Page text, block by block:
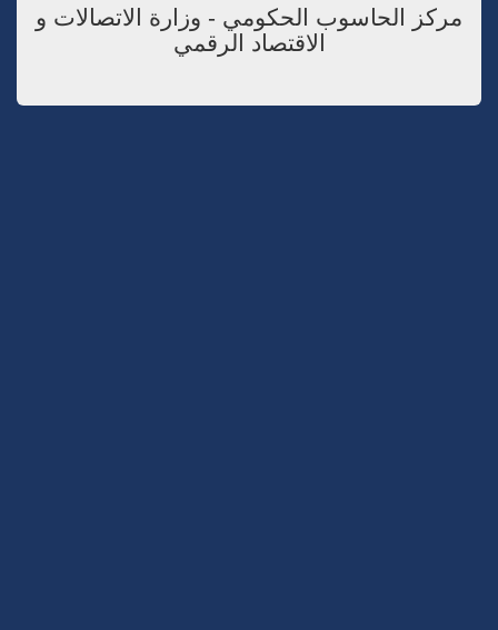
مركز الحاسوب الحكومي - وزارة الاتصالات و
الاقتصاد الرقمي